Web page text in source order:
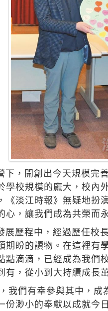
，開創出今天規模完
校規模的龐大，校
《淡江時報》無疑地
，讓我們成為共榮而
歷程中，經過歷任校
盼的讀物。在這裡
滴滴，已經成為我
，從小到大持續成長
我們有幸參與其中，
渺小的奉獻以成就